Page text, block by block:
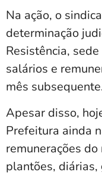
Na ação, o
determinação
Resistência,
salários e
mês
Apesar disso,
Prefeitura ainda
remunerações
plantões,